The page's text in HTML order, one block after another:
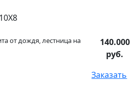
от дождя, лестница на
140.000
руб.
Заказать